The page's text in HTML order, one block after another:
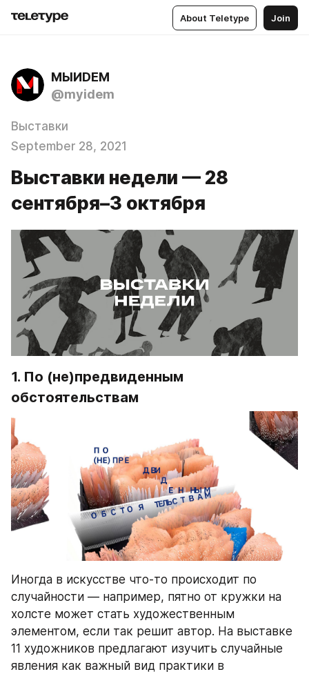
About Teletype Join
МЫИDЕМ
@myidem
Выставки
September 28, 2021
Выставки недели — 28
сентября–3 октября
1. По (не)предвиденным
обстоятельствам
Иногда в искусстве что-то происходит по
случайности — например, пятно от кружки на
холсте может стать художественным
элементом, если так решит автор. На выставке
11 художников предлагают изучить случайные
явления как важный вид практики в